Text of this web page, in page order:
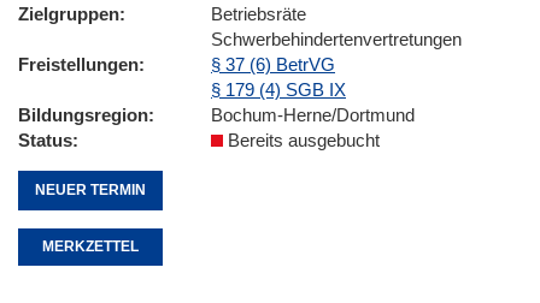
Zielgruppen
Betriebsräte
Schwerbehindertenvertretungen
Freistellungen
§ 37 (6) BetrVG
§ 179 (4) SGB IX
Bildungsregion
Bochum-Herne/Dortmund
Status
Bereits ausgebucht
NEUER TERMIN
MERKZETTEL